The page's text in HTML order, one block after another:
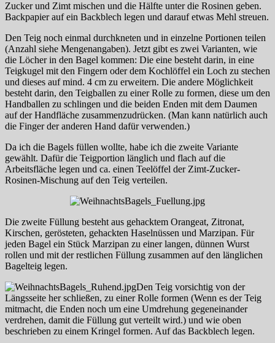
Zucker und Zimt mischen und die Hälfte unter die Rosinen geben.
Backpapier auf ein Backblech legen und darauf etwas Mehl streuen.
Den Teig noch einmal durchkneten und in einzelne Portionen teilen
(Anzahl siehe Mengenangaben). Jetzt gibt es zwei Varianten, wie
die Löcher in den Bagel kommen: Die eine besteht darin, in eine
Teigkugel mit den Fingern oder dem Kochlöffel ein Loch zu stechen
und dieses auf mind. 4 cm zu erweitern. Die andere Möglichkeit
besteht darin, den Teigballen zu einer Rolle zu formen, diese um den
Handballen zu schlingen und die beiden Enden mit dem Daumen
auf der Handfläche zusammenzudrücken. (Man kann natürlich auch
die Finger der anderen Hand dafür verwenden.)
Da ich die Bagels füllen wollte, habe ich die zweite Variante
gewählt. Dafür die Teigportion länglich und flach auf die
Arbeitsfläche legen und ca. einen Teelöffel der Zimt-Zucker-
Rosinen-Mischung auf den Teig verteilen.
Die zweite Füllung besteht aus gehacktem Orangeat, Zitronat,
Kirschen, gerösteten, gehackten Haselnüssen und Marzipan. Für
jeden Bagel ein Stück Marzipan zu einer langen, dünnen Wurst
rollen und mit der restlichen Füllung zusammen auf den länglichen
Bagelteig legen.
Den Teig vorsichtig von der
Längsseite her schließen, zu einer Rolle formen (Wenn es der Teig
mitmacht, die Enden noch um eine Umdrehung gegeneinander
verdrehen, damit die Füllung gut verteilt wird.) und wie oben
beschrieben zu einem Kringel formen. Auf das Backblech legen.